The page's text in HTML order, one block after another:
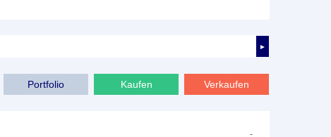
►
Portfolio Kaufen Verkaufen
-